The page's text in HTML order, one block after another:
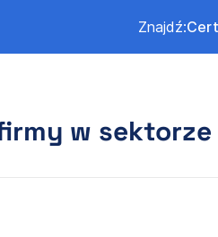
Znajdź:
w sektorze